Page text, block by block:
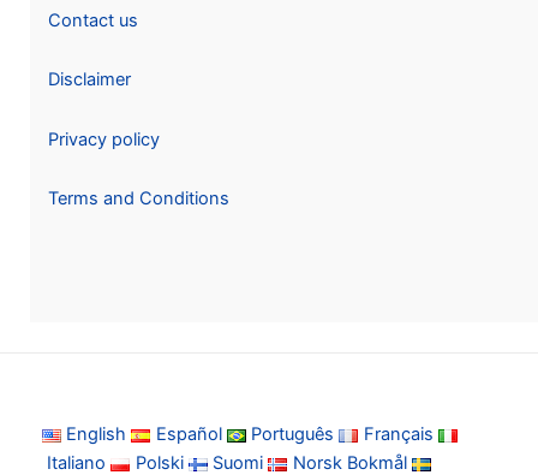
Contact us
Disclaimer
Privacy policy
Terms and Conditions
English Español Português
Français
Italiano
Polski Suomi
Norsk Bokmål